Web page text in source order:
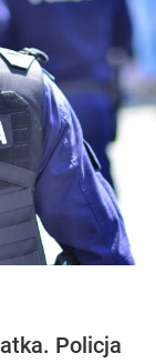
Policja